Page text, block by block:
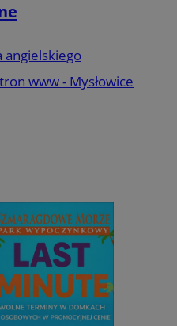
angielskiego
www - Mysłowice